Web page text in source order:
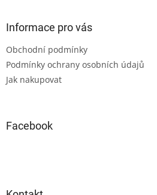
Informace pro vás
Obchodní podmínky
Podmínky ochrany osobních údajů
Jak nakupovat
Facebook